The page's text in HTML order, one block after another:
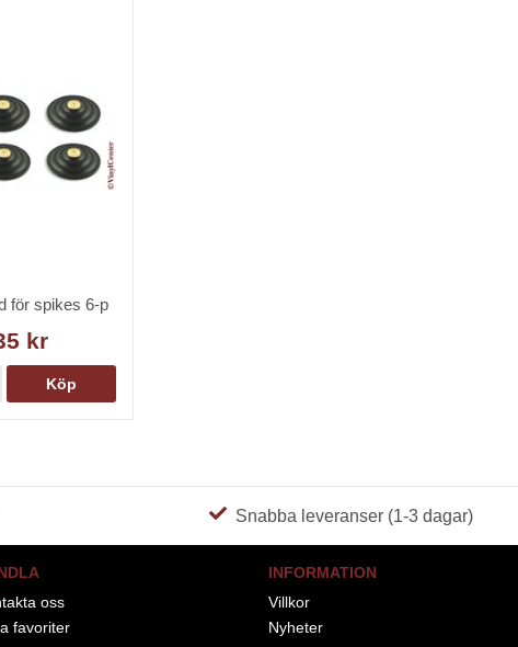
för spikes 6-p
kr
Köp
Snabba leveranser (1-3 dagar)
oss
favoriter
INFORMATION
Villkor
Nyheter